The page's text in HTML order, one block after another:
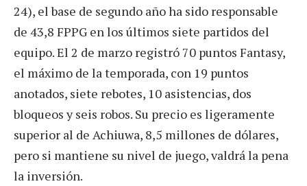
24), el base de segundo año ha sido responsable
de 43,8 FPPG en los últimos siete partidos del
equipo. El 2 de marzo registró 70 puntos Fantasy,
el máximo de la temporada, con 19 puntos
anotados, siete rebotes, 10 asistencias, dos
bloqueos y seis robos. Su precio es ligeramente
superior al de Achiuwa, 8,5 millones de dólares,
pero si mantiene su nivel de juego, valdrá la pena
la inversión.